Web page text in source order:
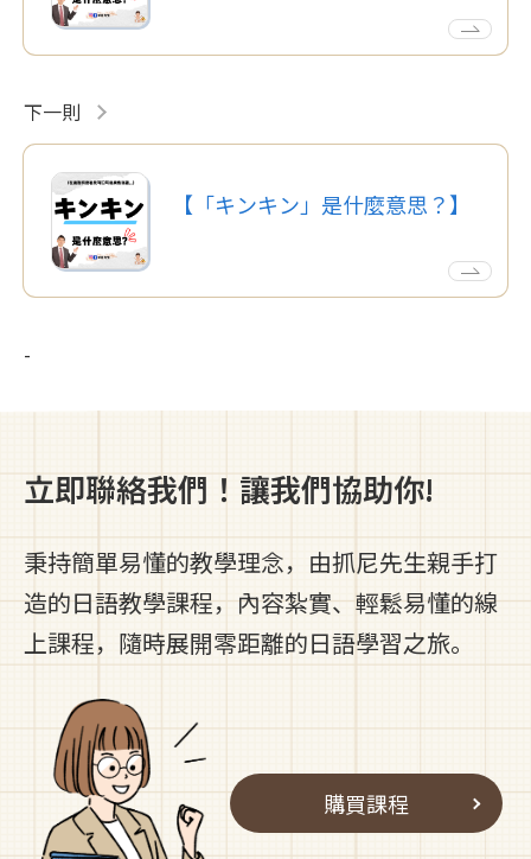
下一則
【「キンキン」是什麼意思？】
-
立即聯絡我們！讓我們協助你!
秉持簡單易懂的教學理念，由抓尼先生親手打
造的日語教學課程，內容紮實、輕鬆易懂的線
上課程，隨時展開零距離的日語學習之旅。
購買課程